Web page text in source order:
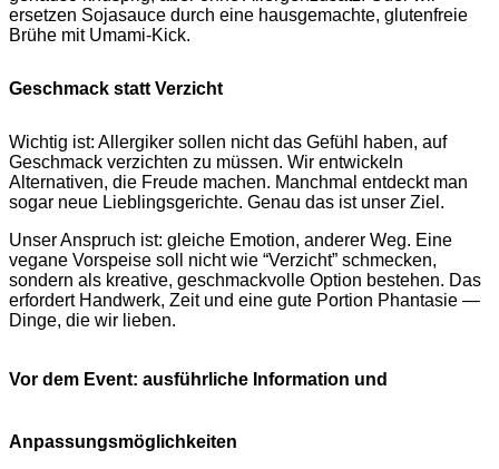
ersetzen Sojasauce durch eine hausgemachte, glutenfreie
Brühe mit Umami-Kick.
Geschmack statt Verzicht
Wichtig ist: Allergiker sollen nicht das Gefühl haben, auf
Geschmack verzichten zu müssen. Wir entwickeln
Alternativen, die Freude machen. Manchmal entdeckt man
sogar neue Lieblingsgerichte. Genau das ist unser Ziel.
Unser Anspruch ist: gleiche Emotion, anderer Weg. Eine
vegane Vorspeise soll nicht wie “Verzicht” schmecken,
sondern als kreative, geschmackvolle Option bestehen. Das
erfordert Handwerk, Zeit und eine gute Portion Phantasie —
Dinge, die wir lieben.
Vor dem Event: ausführliche Information und
Anpassungsmöglichkeiten